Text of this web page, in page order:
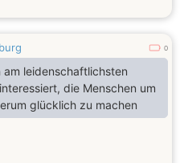
0
am leidenschaftlichsten
die Menschen um
glücklich zu machen